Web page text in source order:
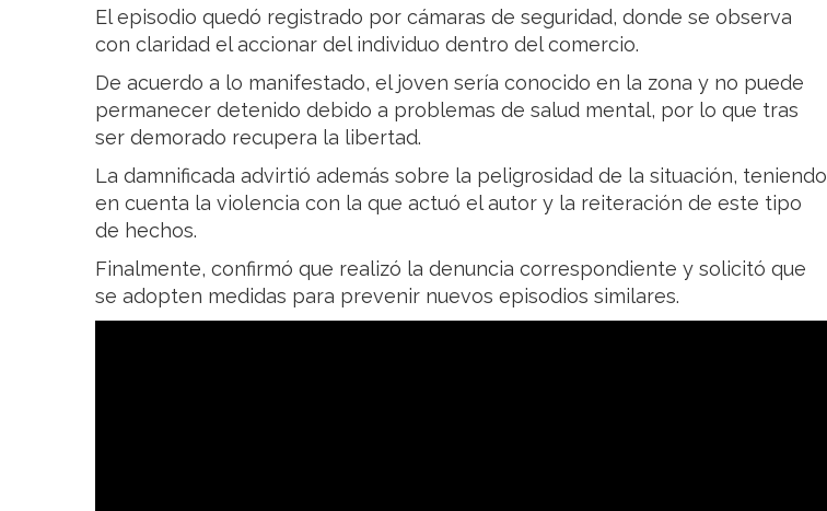
El episodio quedó registrado por cámaras de seguridad, donde se observa
con claridad el accionar del individuo dentro del comercio.
De acuerdo a lo manifestado, el joven sería conocido en la zona y no puede
permanecer detenido debido a problemas de salud mental, por lo que tras
ser demorado recupera la libertad.
La damnificada advirtió además sobre la peligrosidad de la situación, teniendo
en cuenta la violencia con la que actuó el autor y la reiteración de este tipo
de hechos.
Finalmente, confirmó que realizó la denuncia correspondiente y solicitó que
se adopten medidas para prevenir nuevos episodios similares.